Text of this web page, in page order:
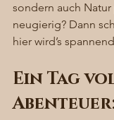
sondern auch
neugierig? Dann
hier wird’s
Ein Tag